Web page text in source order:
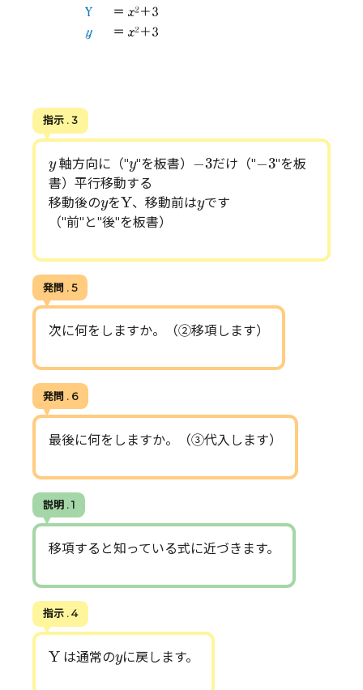
指示 . 3
y
y軸方向に（"y
y"を板書） −3
3だけ（"−3
3"を板
書）平行移動する
移動後のy
yをY
Y、移動前はy
yです
（"前"と"後"を板書）
発問 . 5
次に何をしますか。（②移項します）
発問 . 6
最後に何をしますか。（③代入します）
説明 . 1
移項すると知っている式に近づきます。
指示 . 4
Y
Y は通常のy
yに戻します。